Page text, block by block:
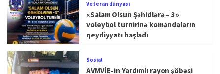
Veteran dünyası
«Salam Olsun Şəhidlərə – 3»
voleybol turnirinə komandaların
qeydiyyatı başladı
Sosial
AVMVİB-in Yardımlı rayon şöbəsi